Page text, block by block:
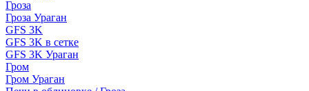
Гроза
Гроза Ураган
GFS 3K
GFS 3K в сетке
GFS 3K Ураган
Гром
Гром Ураган